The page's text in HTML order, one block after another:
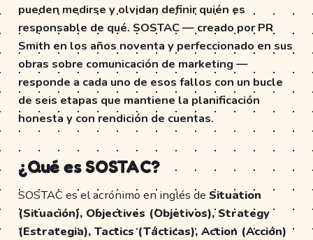
pueden medirse y olvidan definir quién es
responsable de qué. SOSTAC — creado por PR
Smith en los años noventa y perfeccionado en sus
obras sobre comunicación de marketing —
responde a cada uno de esos fallos con un bucle
de seis etapas que mantiene la planificación
honesta y con rendición de cuentas.
¿Qué es SOSTAC?
SOSTAC es el acrónimo en inglés de Situation
(Situación), Objectives (Objetivos), Strategy
(Estrategia), Tactics (Tácticas), Action (Acción)